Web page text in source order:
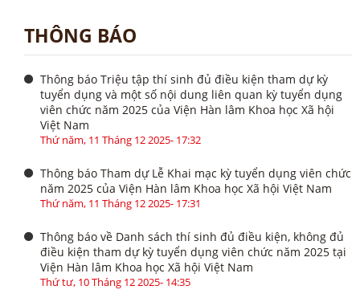
THÔNG BÁO
Thông báo Triệu tập thí sinh đủ điều kiện tham dự kỳ
tuyển dụng và một số nội dung liên quan kỳ tuyển dụng
viên chức năm 2025 của Viện Hàn lâm Khoa học Xã hội
Việt Nam
Thứ năm, 11 Tháng 12 2025- 17:32
Thông báo Tham dự Lễ Khai mạc kỳ tuyển dụng viên chức
năm 2025 của Viện Hàn lâm Khoa học Xã hội Việt Nam
Thứ năm, 11 Tháng 12 2025- 17:31
Thông báo về Danh sách thí sinh đủ điều kiện, không đủ
điều kiện tham dự kỳ tuyển dụng viên chức năm 2025 tại
Viện Hàn lâm Khoa học Xã hội Việt Nam
Thứ tư, 10 Tháng 12 2025- 14:35